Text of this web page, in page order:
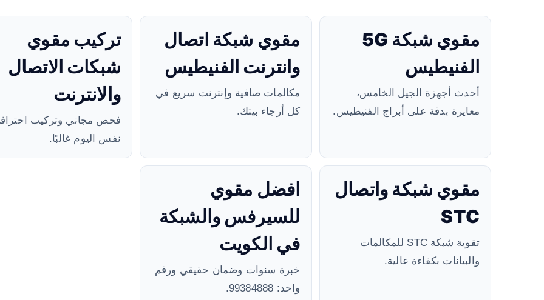
مقوي شبكة 5G
الفنيطيس
أحدث أجهزة الجيل الخامس،
معايرة بدقة على أبراج الفنيطيس.
مقوي شبكة اتصال
وانترنت الفنيطيس
مكالمات صافية وإنترنت سريع في
كل أرجاء بيتك.
تركيب مقوي
شبكات الاتصال
والانترنت
فحص مجاني وتركيب
نفس اليوم غالبًا.
مقوي شبكة واتصال
STC
تقوية شبكة STC للمكالمات
والبيانات بكفاءة عالية.
افضل مقوي
للسيرفس والشبكة
في الكويت
خبرة سنوات وضمان حقيقي ورقم
واحد: 99384888.